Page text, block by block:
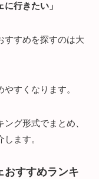
行きたい」
すすめを探すのは大
すくなります。
グ形式でまとめ、
ます。
おすすめランキ